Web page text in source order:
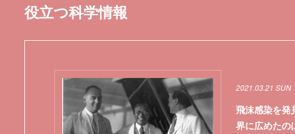
役立つ科学情報
2021.03.21 SUN
飛沫感染を発
界に広めたの